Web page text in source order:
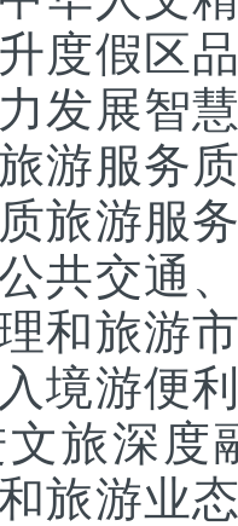
度假区
发展智
游服务
旅游服
共交通
和旅游
境游便
旅深度
旅游业